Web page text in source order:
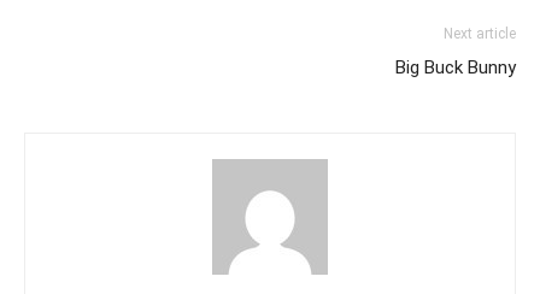
Next article
Big Buck Bunny